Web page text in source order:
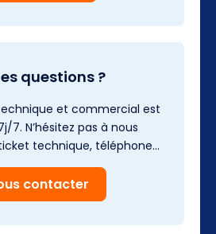
questions ?
et commercial est
7. N’hésitez pas à nous
technique, téléphone…
contacter